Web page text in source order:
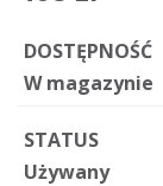
DOSTĘPNOŚĆ
W magazynie
STATUS
Używany